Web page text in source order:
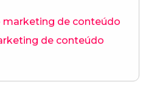
marketing de conteúdo
de conteúdo